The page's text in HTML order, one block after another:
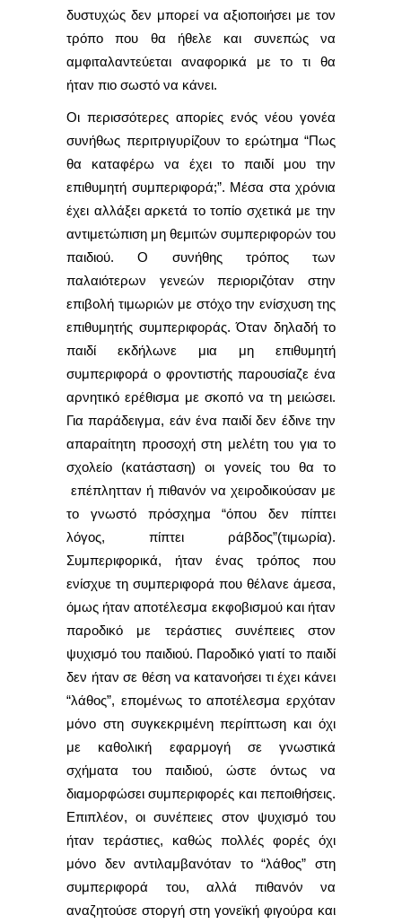
δυστυχώς δεν μπορεί να αξιοποιήσει με τον
τρόπο που θα ήθελε και συνεπώς να
αμφιταλαντεύεται αναφορικά με το τι θα
ήταν πιο σωστό να κάνει.
Οι περισσότερες απορίες ενός νέου γονέα
συνήθως περιτριγυρίζουν το ερώτημα “Πως
θα καταφέρω να έχει το παιδί μου την
επιθυμητή συμπεριφορά;”. Μέσα στα χρόνια
έχει αλλάξει αρκετά το τοπίο σχετικά με την
αντιμετώπιση μη θεμιτών συμπεριφορών του
παιδιού. Ο συνήθης τρόπος των
παλαιότερων γενεών περιοριζόταν στην
επιβολή τιμωριών με στόχο την ενίσχυση της
επιθυμητής συμπεριφοράς. Όταν δηλαδή το
παιδί εκδήλωνε μια μη επιθυμητή
συμπεριφορά ο φροντιστής παρουσίαζε ένα
αρνητικό ερέθισμα με σκοπό να τη μειώσει.
Για παράδειγμα, εάν ένα παιδί δεν έδινε την
απαραίτητη προσοχή στη μελέτη του για το
σχολείο (κατάσταση) οι γονείς του θα το
επέπλητταν ή πιθανόν να χειροδικούσαν με
το γνωστό πρόσχημα “όπου δεν πίπτει
λόγος, πίπτει ράβδος”(τιμωρία).
Συμπεριφορικά, ήταν ένας τρόπος που
ενίσχυε τη συμπεριφορά που θέλανε άμεσα,
όμως ήταν αποτέλεσμα εκφοβισμού και ήταν
παροδικό με τεράστιες συνέπειες στον
ψυχισμό του παιδιού. Παροδικό γιατί το παιδί
δεν ήταν σε θέση να κατανοήσει τι έχει κάνει
“λάθος”, επομένως το αποτέλεσμα ερχόταν
μόνο στη συγκεκριμένη περίπτωση και όχι
με καθολική εφαρμογή σε γνωστικά
σχήματα του παιδιού, ώστε όντως να
διαμορφώσει συμπεριφορές και πεποιθήσεις.
Επιπλέον, οι συνέπειες στον ψυχισμό του
ήταν τεράστιες, καθώς πολλές φορές όχι
μόνο δεν αντιλαμβανόταν το “λάθος” στη
συμπεριφορά του, αλλά πιθανόν να
αναζητούσε στοργή στη γονεϊκή φιγούρα και